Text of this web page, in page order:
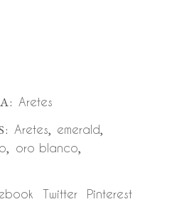
Aretes
Aretes, emerald,
, oro blanco,
Twitter Pinterest